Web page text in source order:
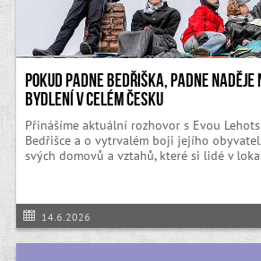
Pokud padne Bedřiška, padne
bydlení v celém Česku
Přinášíme aktuální rozhovor s Evou
Bedřišce a o vytrvalém boji jejího
svých domovů a vztahů, které si lidé v
14.6.2026